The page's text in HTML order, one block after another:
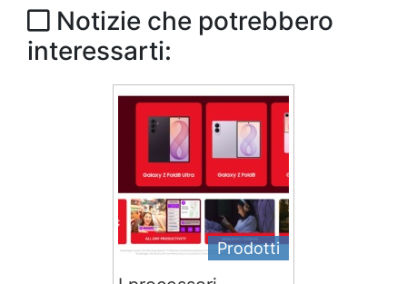
Notizie che potrebbero
interessarti:
Prodotti